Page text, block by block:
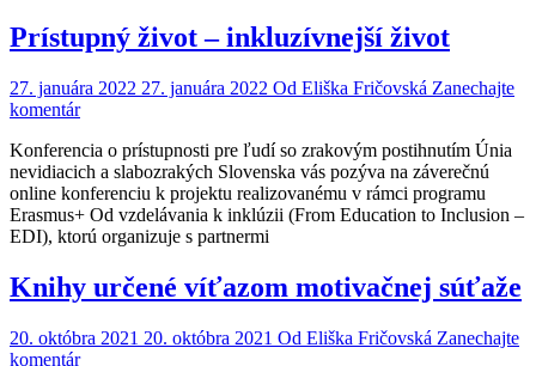
je
pod
drog?
Prístupný život – inkluzívnejší život
27. januára 2022 27. januára 2022 Od Eliška Fričovská Zanechajte
komentáron
život
–
inkluzívnejší
život
Konferencia o prístupnosti pre ľudí so zrakovým postihnutím Únia
nevidiacich a slabozrakých Slovenska vás pozýva na záverečnú
online konferenciu k projektu realizovanému v rámci programu
Erasmus+ Od vzdelávania k inklúzii (From Education to Inclusion –
EDI), ktorú organizuje s partnermi
Knihy určené víťazom motivačnej súťaže
20. októbra 2021 20. októbra 2021 Od Eliška Fričovská Zanechajte
komentáron